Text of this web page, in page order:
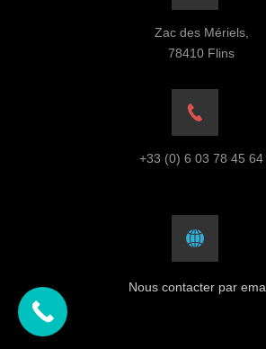
Zac des Mériels,
78410 Flins
+33 (0) 6 03 78 45 64
Nous contacter par